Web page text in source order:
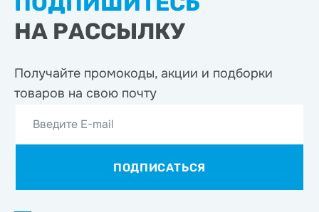
НА РАССЫЛКУ
Получайте промокоды, акции и подборки
товаров на свою почту
Введите E-mail
ПОДПИСАТЬСЯ